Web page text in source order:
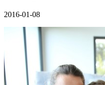
2016-01-08